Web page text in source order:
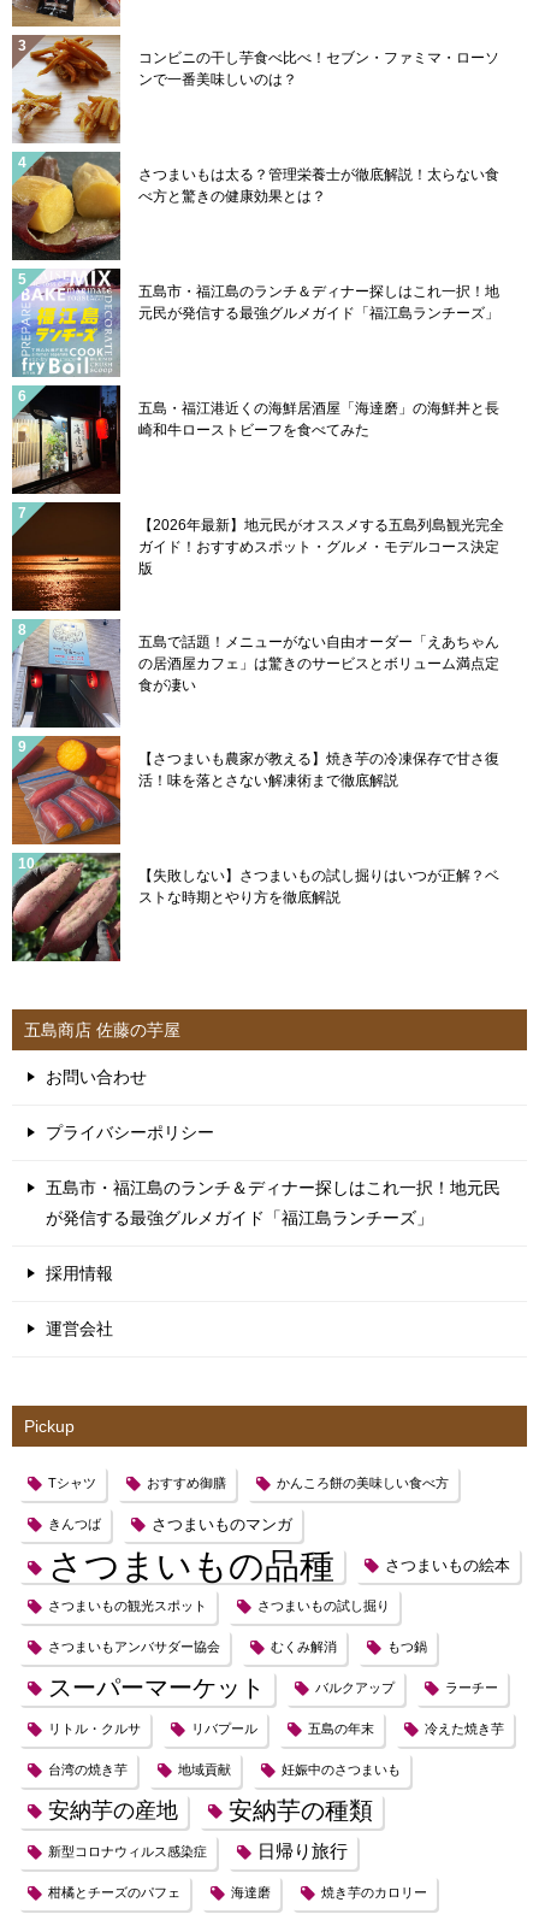
コンビニの干し芋食べ比べ！セブン・ファミマ・ローソ
ンで一番美味しいのは？
さつまいもは太る？管理栄養士が徹底解説！太らない食
べ方と驚きの健康効果とは？
五島市・福江島のランチ＆ディナー探しはこれ一択！地
元民が発信する最強グルメガイド「福江島ランチーズ」
五島・福江港近くの海鮮居酒屋「海達磨」の海鮮丼と長
崎和牛ローストビーフを食べてみた
【2026年最新】地元民がオススメする五島列島観光完全
ガイド！おすすめスポット・グルメ・モデルコース決定
版
五島で話題！メニューがない自由オーダー「えあちゃん
の居酒屋カフェ」は驚きのサービスとボリューム満点定
食が凄い
【さつまいも農家が教える】焼き芋の冷凍保存で甘さ復
活！味を落とさない解凍術まで徹底解説
【失敗しない】さつまいもの試し掘りはいつが正解？ベ
ストな時期とやり方を徹底解説
五島商店 佐藤の芋屋
お問い合わせ
プライバシーポリシー
五島市・福江島のランチ＆ディナー探しはこれ一択！地元民
が発信する最強グルメガイド「福江島ランチーズ」
採用情報
運営会社
Pickup
Tシャツ おすすめ御膳 かんころ餅の美味しい食べ方
きんつば さつまいものマンガ
さつまいもの品種 さつまいもの絵本
さつまいもの観光スポット さつまいもの試し掘り
さつまいもアンバサダー協会 むくみ解消 もつ鍋
スーパーマーケット バルクアップ ラーチー
リトル・クルサ リバプール 五島の年末 冷えた焼き芋
台湾の焼き芋 地域貢献 妊娠中のさつまいも
安納芋の産地 安納芋の種類
新型コロナウィルス感染症 日帰り旅行
柑橘とチーズのパフェ 海達磨 焼き芋のカロリー